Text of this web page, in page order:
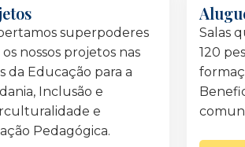
superpoderes
nossos projetos nas
da Educação para a
Inclusão e
e
Pedagógica.
Salas
120